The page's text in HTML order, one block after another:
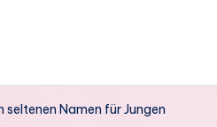
seltenen Namen für Jungen